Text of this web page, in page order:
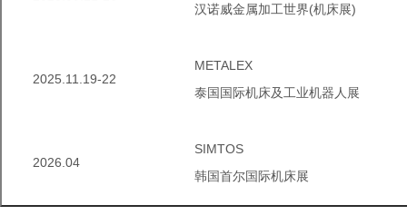
汉诺威金属加工世界(机床展)
2025.11.19-22
METALEX
泰国国际机床及工业机器人展
2026.04
SIMTOS
韩国首尔国际机床展